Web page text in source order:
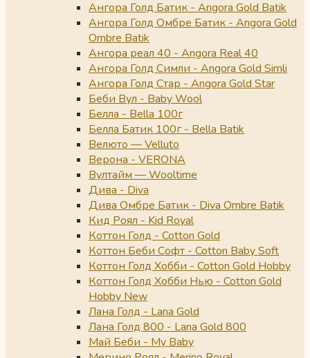
Ангора Голд Батик - Angora Gold Batik
Ангора Голд Омбре Батик - Angora Gold
Ombre Batik
Ангора реал 40 - Angora Real 40
Ангора Голд Симли - Angora Gold Simli
Ангора Голд Стар - Angora Gold Star
Беби Вул - Baby Wool
Белла - Bella 100г
Белла Батик 100г - Bella Batik
Велюто — Velluto
Верона - VERONA
Вултайм — Wooltime
Дива - Diva
Дива Омбре Батик - Diva Ombre Batik
Кид Роял - Kid Royal
Коттон Голд - Cotton Gold
Коттон Беби Софт - Cotton Baby Soft
Коттон Голд Хобби - Cotton Gold Hobby
Коттон Голд Хобби Нью - Cotton Gold
Hobby New
Лана Голд - Lana Gold
Лана Голд 800 - Lana Gold 800
Май Беби - My Baby